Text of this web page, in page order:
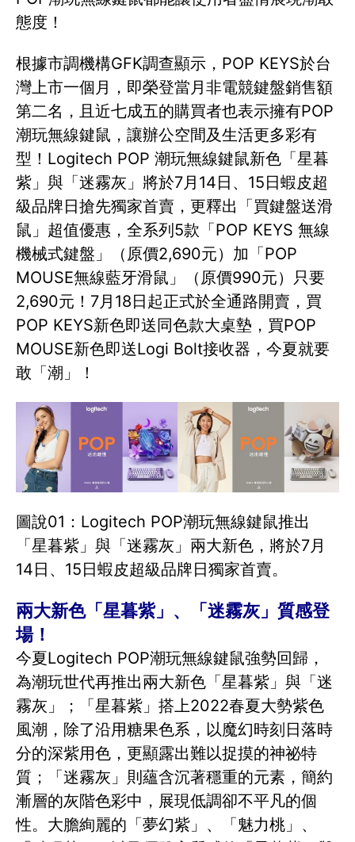
態度！
根據市調機構GFK調查顯示，POP KEYS於台
灣上市一個月，即榮登當月非電競鍵盤銷售額
第二名，且近七成五的購買者也表示擁有POP
潮玩無線鍵鼠，讓辦公空間及生活更多彩有
型！Logitech POP 潮玩無線鍵鼠新色「星暮
紫」與「迷霧灰」將於7月14日、15日蝦皮超
級品牌日搶先獨家首賣，更釋出「買鍵盤送滑
鼠」超值優惠，全系列5款「POP KEYS 無線
機械式鍵盤」（原價2,690元）加「POP
MOUSE無線藍牙滑鼠」（原價990元）只要
2,690元！7月18日起正式於全通路開賣，買
POP KEYS新色即送同色款大桌墊，買POP
MOUSE新色即送Logi Bolt接收器，今夏就要
敢「潮」！
圖說01：Logitech POP潮玩無線鍵鼠推出
「星暮紫」與「迷霧灰」兩大新色，將於7月
14日、15日蝦皮超級品牌日獨家首賣。
兩大新色「星暮紫」、「迷霧灰」質感登
場！
今夏Logitech POP潮玩無線鍵鼠強勢回歸，
為潮玩世代再推出兩大新色「星暮紫」與「迷
霧灰」；「星暮紫」搭上2022春夏大勢紫色
風潮，除了沿用糖果色系，以魔幻時刻日落時
分的深紫用色，更顯露出難以捉摸的神祕特
質；「迷霧灰」則蘊含沉著穩重的元素，簡約
漸層的灰階色彩中，展現低調卻不平凡的個
性。大膽絢麗的「夢幻紫」、「魅力桃」、